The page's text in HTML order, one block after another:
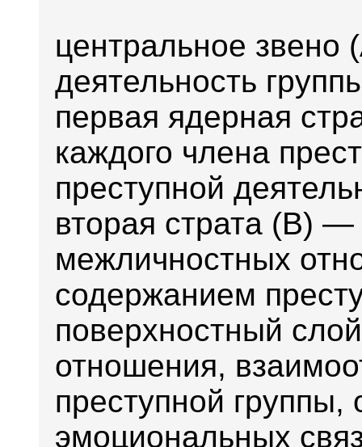
центральное звено
деятельность
первая ядерная
каждого члена
преступной
вторая страта (В) —
межличностных
содержанием
поверхностный
отношения,
преступной
эмоциональных